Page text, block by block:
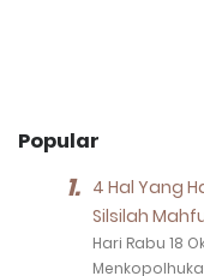
Popular
4 Hal Yang
Silsilah
Hari Rabu 18